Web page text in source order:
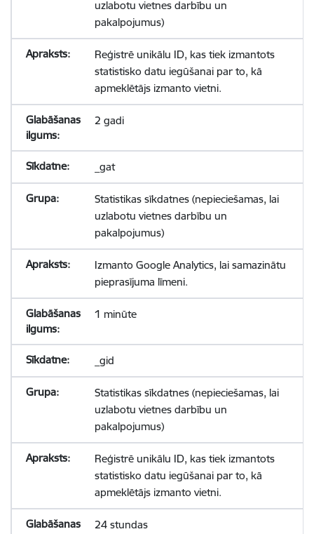
uzlabotu vietnes darbību un
pakalpojumus)
Reģistrē unikālu ID, kas tiek izmantots
statistisko datu iegūšanai par to, kā
apmeklētājs izmanto vietni.
2 gadi
_gat
Statistikas sīkdatnes (nepieciešamas, lai
uzlabotu vietnes darbību un
pakalpojumus)
Izmanto Google Analytics, lai samazinātu
pieprasījuma līmeni.
1 minūte
_gid
Statistikas sīkdatnes (nepieciešamas, lai
uzlabotu vietnes darbību un
pakalpojumus)
Reģistrē unikālu ID, kas tiek izmantots
statistisko datu iegūšanai par to, kā
apmeklētājs izmanto vietni.
24 stundas